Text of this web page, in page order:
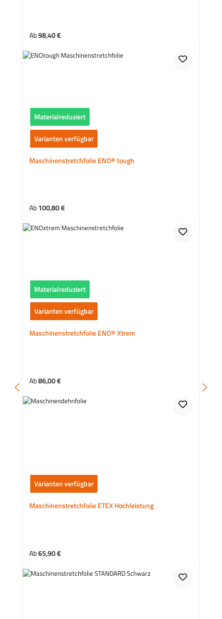
Regulärer Preis:
Ab98,40 €
Materialreduziert
Varianten verfügbar
Maschinenstretchfolie ENO® tough
Regulärer Preis:
Ab100,80 €
Materialreduziert
Varianten verfügbar
Maschinenstretchfolie ENO® Xtrem
Regulärer Preis:
Ab86,00 €
Varianten verfügbar
Maschinenstretchfolie ETEX Hochleistung
Regulärer Preis:
Ab65,90 €